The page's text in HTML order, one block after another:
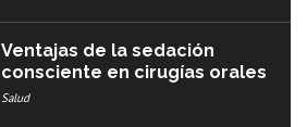
Ventajas de la sedación
consciente en cirugías orales
Salud